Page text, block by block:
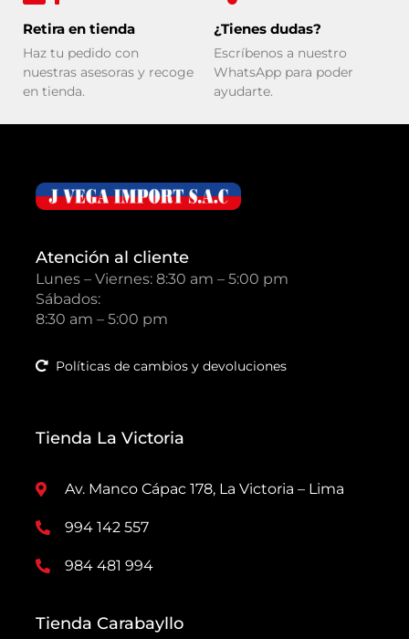
Retira en tienda
Haz tu pedido con
nuestras asesoras y recoge
en tienda.
¿Tienes dudas?
Escríbenos a nuestro
WhatsApp para poder
ayudarte.
Atención al cliente
Lunes – Viernes: 8:30 am – 5:00 pm
Sábados:
8:30 am – 5:00 pm
Políticas de cambios y devoluciones
Tienda La Victoria
Av. Manco Cápac 178, La Victoria – Lima
994 142 557
984 481 994
Tienda Carabayllo